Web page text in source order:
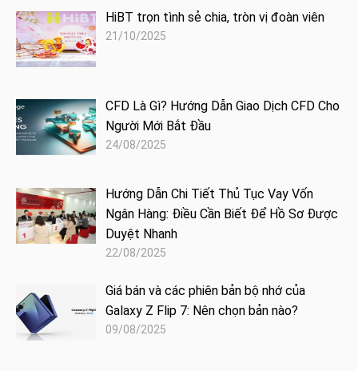
HiBT trọn tình sẻ chia, tròn vị đoàn viên
21/10/2025
CFD Là Gì? Hướng Dẫn Giao Dịch CFD Cho
Người Mới Bắt Đầu
24/08/2025
Hướng Dẫn Chi Tiết Thủ Tục Vay Vốn
Ngân Hàng: Điều Cần Biết Để Hồ Sơ Được
Duyệt Nhanh
22/08/2025
Giá bán và các phiên bản bộ nhớ của
Galaxy Z Flip 7: Nên chọn bản nào?
09/08/2025